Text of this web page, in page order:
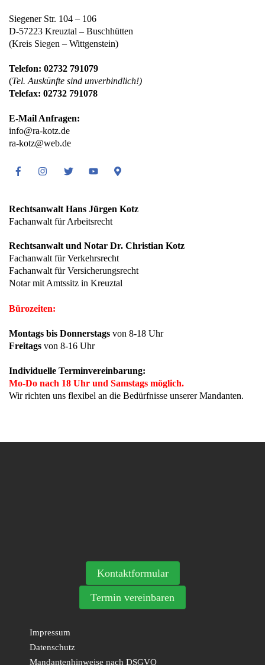
Siegener Str. 104 – 106
D-57223 Kreuztal – Buschhütten
(Kreis Siegen – Wittgenstein)
Telefon: 02732 791079
(Tel. Auskünfte sind unverbindlich!)
Telefax: 02732 791078
E-Mail Anfragen:
info@ra-kotz.de
ra-kotz@web.de
FacebookInstagramTwitter YoutubeGoogle
Rechtsanwalt Hans Jürgen Kotz
Fachanwalt für Arbeitsrecht
Rechtsanwalt und Notar Dr. Christian Kotz
Fachanwalt für Verkehrsrecht
Fachanwalt für Versicherungsrecht
Notar mit Amtssitz in Kreuztal
Bürozeiten:
Montags bis Donnerstags von 8-18 Uhr
Freitags von 8-16 Uhr
Individuelle Terminvereinbarung:
Mo-Do nach 18 Uhr und Samstags möglich.
Wir richten uns flexibel an die Bedürfnisse unserer Mandanten.
Kontaktformular
Termin vereinbaren
Impressum
Datenschutz
Mandantenhinweise nach DSGVO